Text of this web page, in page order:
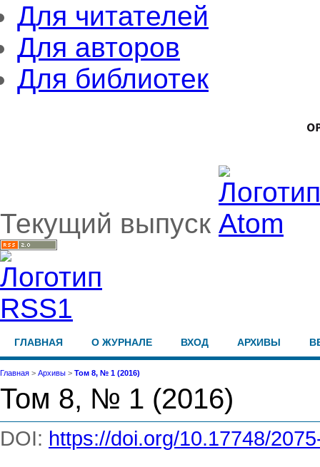
Для читателей
Для авторов
Для библиотек
Текущий выпуск
ГЛАВНАЯ О ЖУРНАЛЕ ВХОД АРХИВЫ
Главная > Архивы > Том 8, № 1 (2016)
Том 8, № 1 (2016)
DOI: https://doi.org/10.17748/